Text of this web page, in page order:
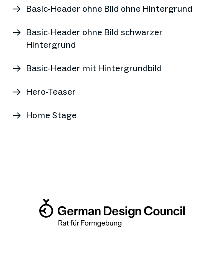
Basic-Header ohne Bild ohne Hintergrund
Basic-Header ohne Bild schwarzer
Hintergrund
Basic-Header mit Hintergrundbild
Hero-Teaser
Home Stage